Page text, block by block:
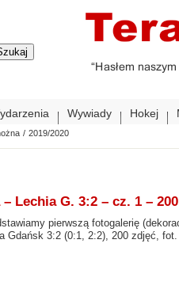
Wywiady Hokej
/ 2019/2020
– Lechia G. 3:2 – cz. 1 –
pierwszą fotogalerię
Gdańsk 3:2 (0:1, 2:2), 200 zdjęć,